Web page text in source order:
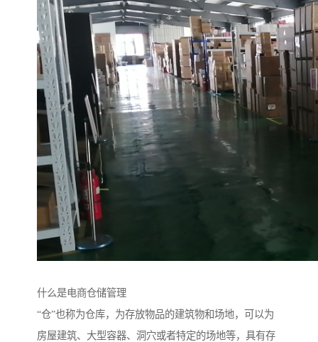
什么是电商仓储管理
“仓”也称为仓库，为存放物品的建筑物和场地，可以为
房屋建筑、大型容器、洞穴或者特定的场地等，具有存